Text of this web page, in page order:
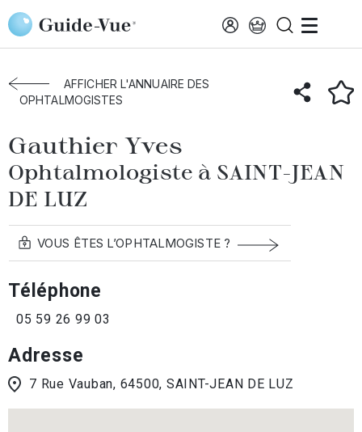
Aller au contenu principal
Accueil Annuaire des ophtalmologistes
Saint-Jean-Luz
Gauthier Yves
AFFICHER L'ANNUAIRE DES
OPHTALMOGISTES
Gauthier Yves
Ophtalmologiste à SAINT-JEAN
DE LUZ
VOUS ÊTES L’OPHTALMOGISTE ?
Téléphone
05 59 26 99 03
Adresse
7 Rue Vauban, 64500, SAINT-JEAN DE LUZ